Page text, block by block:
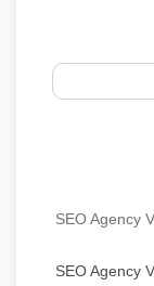
SEO Agency
SEO Agency